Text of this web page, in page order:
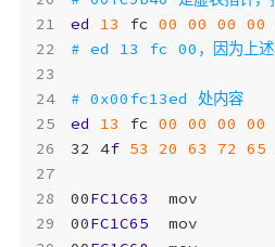
ed 13 fc 00 00 00 00
ed
13 fc 00 00 00 00
32
4f 53 20 63 72 65
00FC1C63 mov
00FC1C65 mov